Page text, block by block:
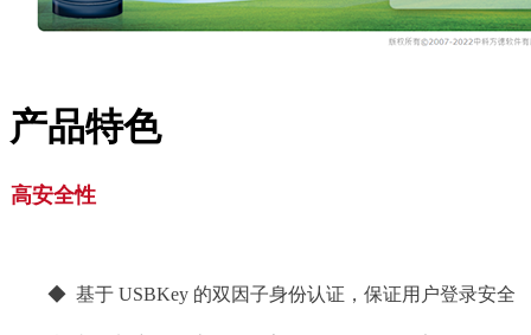
产品特色
高安全性
◆ 基于 USBKey 的双因子身份认证，保证用户登录安全